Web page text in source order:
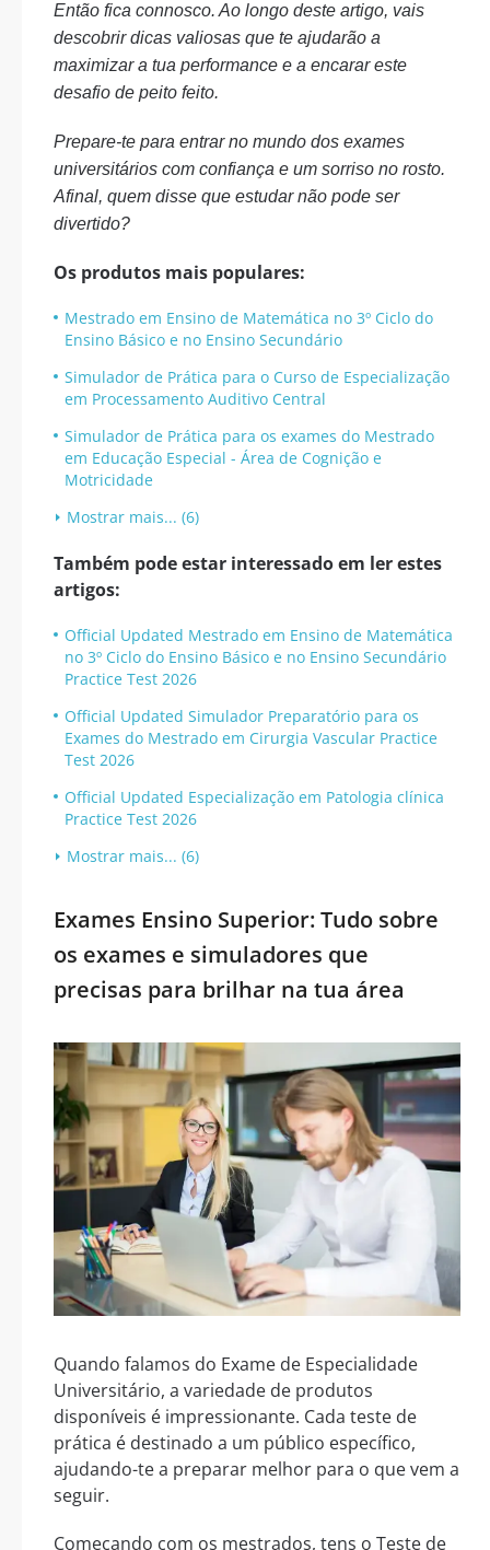
Então fica connosco. Ao longo deste artigo, vais
descobrir dicas valiosas que te ajudarão a
maximizar a tua performance e a encarar este
desafio de peito feito.
Prepare-te para entrar no mundo dos exames
universitários com confiança e um sorriso no rosto.
Afinal, quem disse que estudar não pode ser
divertido?
Os produtos mais populares:
Mestrado em Ensino de Matemática no 3º Ciclo do
Ensino Básico e no Ensino Secundário
Simulador de Prática para o Curso de Especialização
em Processamento Auditivo Central
Simulador de Prática para os exames do Mestrado
em Educação Especial - Área de Cognição e
Motricidade
Mostrar mais... (6)
Também pode estar interessado em ler estes
artigos:
Official Updated Mestrado em Ensino de Matemática
no 3º Ciclo do Ensino Básico e no Ensino Secundário
Practice Test 2026
Official Updated Simulador Preparatório para os
Exames do Mestrado em Cirurgia Vascular Practice
Test 2026
Official Updated Especialização em Patologia clínica
Practice Test 2026
Mostrar mais... (6)
Exames Ensino Superior: Tudo sobre
os exames e simuladores que
precisas para brilhar na tua área
Quando falamos do Exame de Especialidade
Universitário, a variedade de produtos
disponíveis é impressionante. Cada teste de
prática é destinado a um público específico,
ajudando-te a preparar melhor para o que vem a
seguir.
Começando com os mestrados, tens o Teste de